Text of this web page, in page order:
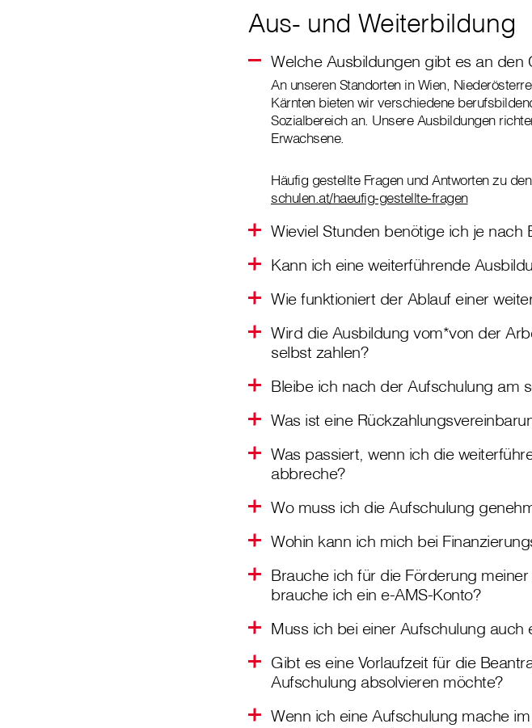
Aus- und Weiterbildung
Welche Ausbildungen gibt es an den
An unseren Standorten in Wien,
Kärnten bieten wir verschiedene
Sozialbereich an. Unsere Ausbildungen
Erwachsene.
Häufig gestellte Fragen und Antworten zu
schulen.at/haeufig-gestellte-fragen
Wieviel Stunden benötige ich je
Kann ich eine weiterführende
Wie funktioniert der Ablauf einer
Wird die Ausbildung vom*von der
selbst zahlen?
Bleibe ich nach der Aufschulung am
Was ist eine
Was passiert, wenn ich die
abbreche?
Wo muss ich die Aufschulung
Wohin kann ich mich bei
Brauche ich für die Förderung
brauche ich ein e-AMS-Konto?
Muss ich bei einer Aufschulung auch
Gibt es eine Vorlaufzeit für die
Aufschulung absolvieren möchte?
Wenn ich eine Aufschulung mache